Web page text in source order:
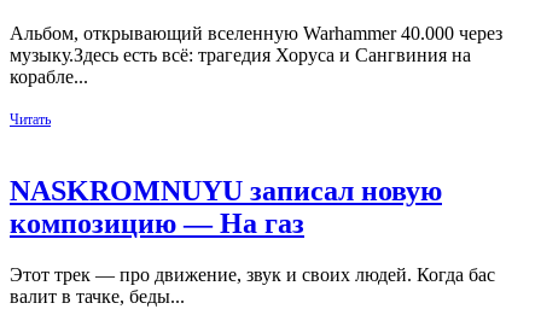
Альбом, открывающий вселенную Warhammer 40.000 через
музыку.Здесь есть всё: трагедия Хоруса и Сангвиния на
корабле...
Читать
NASKROMNUYU записал новую
композицию — На газ
Этот трек — про движение, звук и своих людей. Когда бас
валит в тачке, беды...